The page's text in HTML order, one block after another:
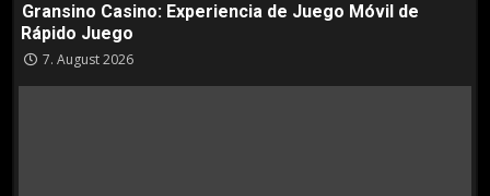
Gransino Casino: Experiencia de Juego Móvil de
Rápido Juego
7. August 2026